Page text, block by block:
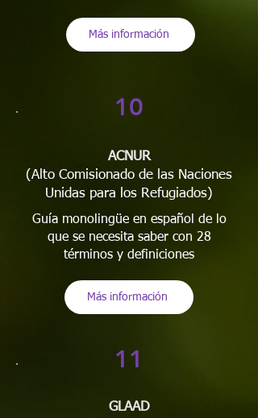
Más información
10
ACNUR
(Alto Comisionado de las Naciones
Unidas para los Refugiados)
Guía monolingüe en español de lo
que se necesita saber con 28
términos y definiciones
Más información
11
GLAAD